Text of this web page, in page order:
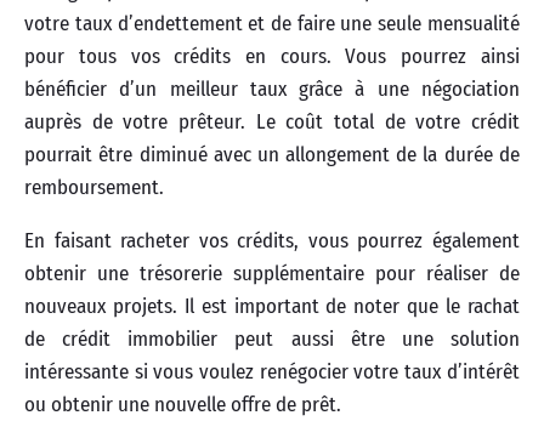
votre taux d’endettement et de faire une seule mensualité
pour tous vos crédits en cours. Vous pourrez ainsi
bénéficier d’un meilleur taux grâce à une négociation
auprès de votre prêteur. Le coût total de votre crédit
pourrait être diminué avec un allongement de la durée de
remboursement.
En faisant racheter vos crédits, vous pourrez également
obtenir une trésorerie supplémentaire pour réaliser de
nouveaux projets. Il est important de noter que le rachat
de crédit immobilier peut aussi être une solution
intéressante si vous voulez renégocier votre taux d’intérêt
ou obtenir une nouvelle offre de prêt.